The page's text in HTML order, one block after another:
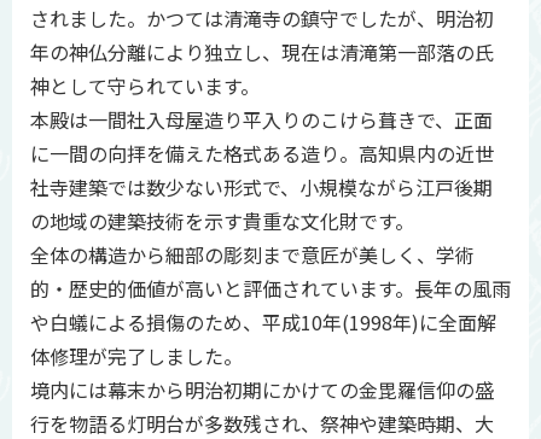
されました。かつては清滝寺の鎮守でしたが、明治初
年の神仏分離により独立し、現在は清滝第一部落の氏
神として守られています。
本殿は一間社入母屋造り平入りのこけら葺きで、正面
に一間の向拝を備えた格式ある造り。高知県内の近世
社寺建築では数少ない形式で、小規模ながら江戸後期
の地域の建築技術を示す貴重な文化財です。
全体の構造から細部の彫刻まで意匠が美しく、学術
的・歴史的価値が高いと評価されています。長年の風雨
や白蟻による損傷のため、平成10年(1998年)に全面解
体修理が完了しました。
境内には幕末から明治初期にかけての金毘羅信仰の盛
行を物語る灯明台が多数残され、祭神や建築時期、大